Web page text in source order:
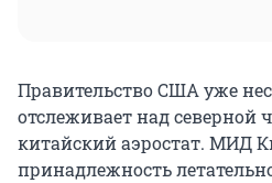
Правительство США уже
отслеживает над северной
китайский аэростат. МИД
принадлежность